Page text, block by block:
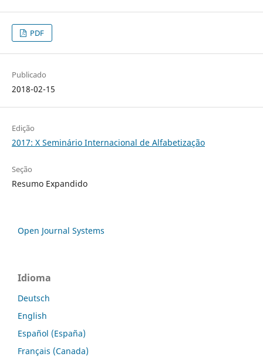
PDF
Publicado
2018-02-15
Edição
2017: X Seminário Internacional de Alfabetização
Seção
Resumo Expandido
Open Journal Systems
Idioma
Deutsch
English
Español (España)
Français (Canada)